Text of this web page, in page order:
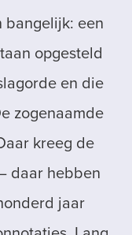
bangelijk: een
opgesteld
en die
zogenaamde
kreeg de
daar hebben
jaar